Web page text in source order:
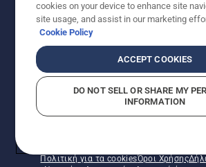
© Husqvarna AB (δημοσ.) Με την
Πολιτική για τα cookiesΌροι Χρήσης
cookies on your device to enhance site
site usage, and assist in our marketing
Cookie Policy
ACCEPT COOKIES
DO NOT SELL OR SHARE MY
INFORMATION